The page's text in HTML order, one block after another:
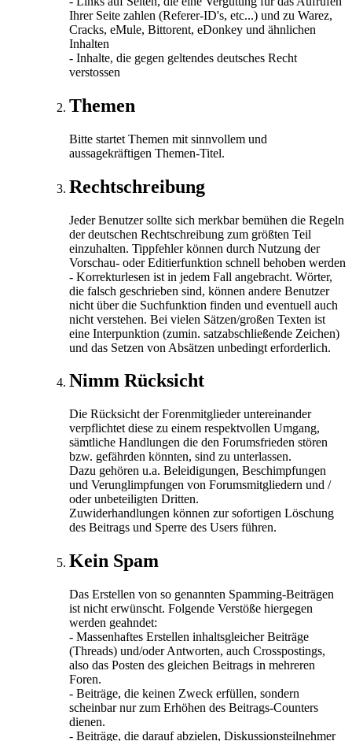
Ihrer Seite zahlen (Referer-ID's, etc...) und zu Warez,
Cracks, eMule, Bittorent, eDonkey und ähnlichen
Inhalten
- Inhalte, die gegen geltendes deutsches Recht
verstossen
Themen
Bitte startet Themen mit sinnvollem und
aussagekräftigen Themen-Titel.
Rechtschreibung
Jeder Benutzer sollte sich merkbar bemühen die Regeln
der deutschen Rechtschreibung zum größten Teil
einzuhalten. Tippfehler können durch Nutzung der
Vorschau- oder Editierfunktion schnell behoben werden
- Korrekturlesen ist in jedem Fall angebracht. Wörter,
die falsch geschrieben sind, können andere Benutzer
nicht über die Suchfunktion finden und eventuell auch
nicht verstehen. Bei vielen Sätzen/großen Texten ist
eine Interpunktion (zumin. satzabschließende Zeichen)
und das Setzen von Absätzen unbedingt erforderlich.
Nimm Rücksicht
Die Rücksicht der Forenmitglieder untereinander
verpflichtet diese zu einem respektvollen Umgang,
sämtliche Handlungen die den Forumsfrieden stören
bzw. gefährden könnten, sind zu unterlassen.
Dazu gehören u.a. Beleidigungen, Beschimpfungen
und Verunglimpfungen von Forumsmitgliedern und /
oder unbeteiligten Dritten.
Zuwiderhandlungen können zur sofortigen Löschung
des Beitrags und Sperre des Users führen.
Kein Spam
Das Erstellen von so genannten Spamming-Beiträgen
ist nicht erwünscht. Folgende Verstöße hiergegen
werden geahndet:
- Massenhaftes Erstellen inhaltsgleicher Beiträge
(Threads) und/oder Antworten, auch Crosspostings,
also das Posten des gleichen Beitrags in mehreren
Foren.
- Beiträge, die keinen Zweck erfüllen, sondern
scheinbar nur zum Erhöhen des Beitrags-Counters
dienen.
- Beiträge, die darauf abzielen, Diskussionsteilnehmer